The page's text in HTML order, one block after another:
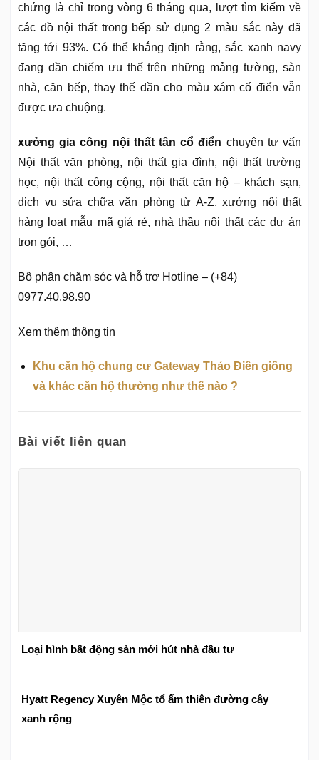
chứng là chỉ trong vòng 6 tháng qua, lượt tìm kiếm về
các đồ nội thất trong bếp sử dụng 2 màu sắc này đã
tăng tới 93%. Có thể khẳng định rằng, sắc xanh navy
đang dần chiếm ưu thế trên những mảng tường, sàn
nhà, căn bếp, thay thế dần cho màu xám cổ điển vẫn
được ưa chuộng.
xưởng gia công nội thất tân cổ điển chuyên tư vấn
Nội thất văn phòng, nội thất gia đình, nội thất trường
học, nội thất công cộng, nội thất căn hộ – khách sạn,
dịch vụ sửa chữa văn phòng từ A-Z, xưởng nội thất
hàng loạt mẫu mã giá rẻ, nhà thầu nội thất các dự án
trọn gói, …
Bộ phận chăm sóc và hỗ trợ Hotline – (+84)
0977.40.98.90
Xem thêm thông tin
Khu căn hộ chung cư Gateway Thảo Điền giống
và khác căn hộ thường như thế nào ?
Bài viết liên quan
Loại hình bất động sản mới hút nhà đầu tư
Hyatt Regency Xuyên Mộc tổ ấm thiên đường cây
xanh rộng